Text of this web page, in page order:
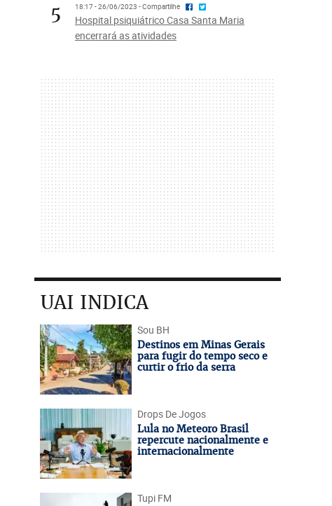
5 18:17 - 26/06/2023 - Compartilhe
Hospital psiquiátrico Casa Santa Maria
encerrará as atividades
UAI INDICA
Sou BH
Destinos em Minas Gerais
para fugir do tempo seco e
curtir o frio da serra
Drops De Jogos
Lula no Meteoro Brasil
repercute nacionalmente e
internacionalmente
Tupi FM